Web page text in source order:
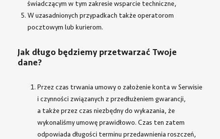
świadczącym w tym zakresie wsparcie techniczne,
W uzasadnionych przypadkach także operatorom
pocztowym lub kurierom.
Jak długo będziemy przetwarzać Twoje
dane?
Przez czas trwania umowy o założenie konta w Serwisie
i czynności związanych z przedłużeniem gwarancji,
a także przez czas niezbędny do wykazania, że
wykonaliśmy umowę prawidłowo. Czas ten zatem
odpowiada długości terminu przedawnienia roszczeń,